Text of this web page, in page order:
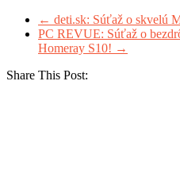
← deti.sk: Súťaž o skvelú
PC REVUE: Súťaž o
Homeray S10! →
Share This Post: